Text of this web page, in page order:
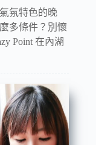
氛特色的晚
多條件？別懷
Point 在內湖